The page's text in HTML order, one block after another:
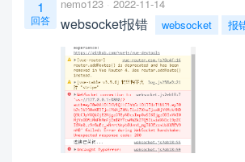
1
回答
nemo123 2022-11-14
websocket报错 websocket 报